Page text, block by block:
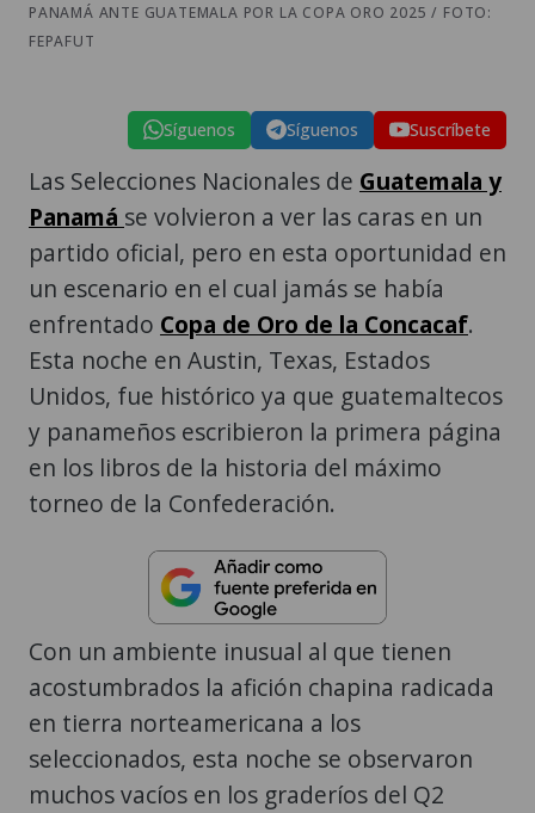
PANAMÁ ANTE GUATEMALA POR LA COPA ORO 2025 / FOTO:
FEPAFUT
Síguenos Síguenos Suscríbete
Las Selecciones Nacionales de Guatemala y
Panamá se volvieron a ver las caras en un
partido oficial, pero en esta oportunidad en
un escenario en el cual jamás se había
enfrentado Copa de Oro de la Concacaf.
Esta noche en Austin, Texas, Estados
Unidos, fue histórico ya que guatemaltecos
y panameños escribieron la primera página
en los libros de la historia del máximo
torneo de la Confederación.
Con un ambiente inusual al que tienen
acostumbrados la afición chapina radicada
en tierra norteamericana a los
seleccionados, esta noche se observaron
muchos vacíos en los graderíos del Q2